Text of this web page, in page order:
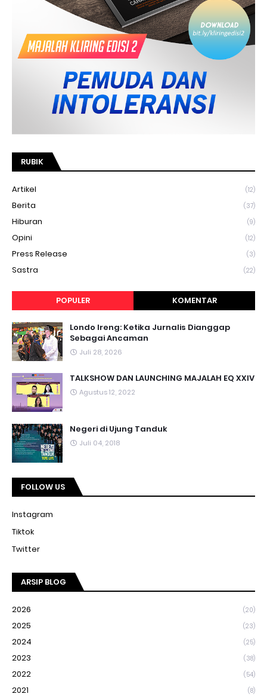
RUBIK
Artikel (12)
Berita (37)
Hiburan (9)
Opini (12)
Press Release (3)
Sastra (22)
POPULER KOMENTAR
Londo Ireng: Ketika Jurnalis Dianggap
Sebagai Ancaman
Juli 28, 2026
TALKSHOW DAN LAUNCHING MAJALAH EQ XXIV
Agustus 12, 2022
Negeri di Ujung Tanduk
Juli 04, 2018
FOLLOW US
Instagram
Tiktok
Twitter
ARSIP BLOG
2026 (20)
2025 (23)
2024 (25)
2023 (38)
2022 (54)
2021 (8)